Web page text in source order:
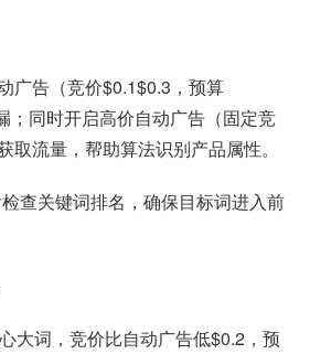
广告（竞价$0.1$0.3，预算
；同时开启高价自动广告（固定竞
取流量，帮助算法识别产品属性。
查关键词排名，确保目标词进入前
大词，竞价比自动广告低$0.2，预